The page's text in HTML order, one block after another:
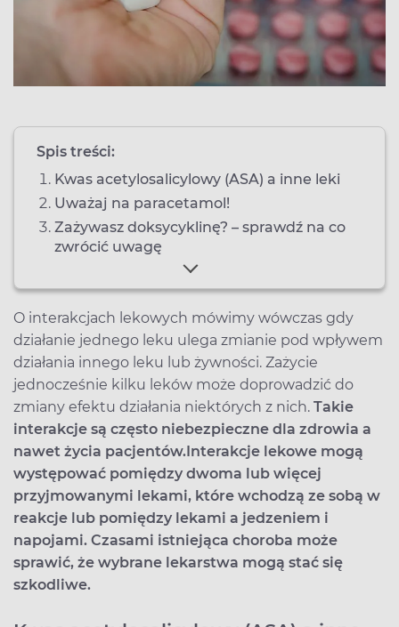
Spis treści:
Kwas acetylosalicylowy (ASA) a inne leki
Uważaj na paracetamol!
Zażywasz doksycyklinę? – sprawdź na co
zwrócić uwagę
O interakcjach lekowych mówimy wówczas gdy
działanie jednego leku ulega zmianie pod wpływem
działania innego leku lub żywności. Zażycie
jednocześnie kilku leków może doprowadzić do
zmiany efektu działania niektórych z nich. Takie
interakcje są często niebezpieczne dla zdrowia a
nawet życia pacjentów.Interakcje lekowe mogą
występować pomiędzy dwoma lub więcej
przyjmowanymi lekami, które wchodzą ze sobą w
reakcje lub pomiędzy lekami a jedzeniem i
napojami. Czasami istniejąca choroba może
sprawić, że wybrane lekarstwa mogą stać się
szkodliwe.